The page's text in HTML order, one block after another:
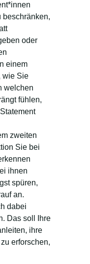
beschränken,
oder
einem
wie Sie
welchen
fühlen,
zweiten
Sie bei
ihnen
spüren,
an.
dabei
Das soll Ihre
ihre
erforschen,